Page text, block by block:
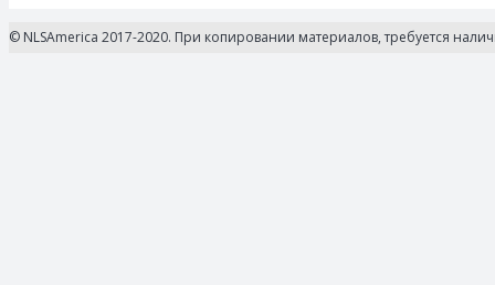
© NLSAmerica 2017-2020. При копировании материалов, требуется